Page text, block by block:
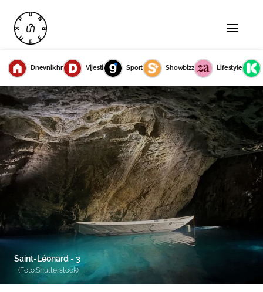
Dnevnik.hr Vijesti Sport Showbizz Lifestyle
Saint-Léonard - 3
(Foto:Shutterstock)